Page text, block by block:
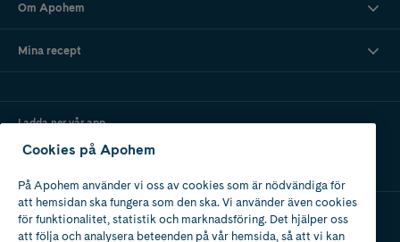
Om Apohem
Mina recept
Ladda ner vår app
Apotek med tillstånd
Cookies på Apohem
På Apohem använder vi oss av cookies som är nödvändiga för
att hemsidan ska fungera som den ska. Vi använder även cookies
för funktionalitet, statistik och marknadsföring. Det hjälper oss
att följa och analysera beteenden på vår hemsida, så att vi kan